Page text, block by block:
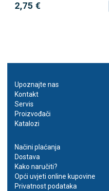
2,75 €
Upoznajte nas
Kontakt
Servis
Proizvođači
Katalozi
Načini plaćanja
Dostava
Kako naručiti?
Opći uvjeti online kupovine
Privatnost podataka